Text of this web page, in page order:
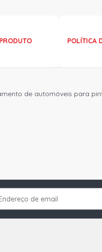
POLÍTICA
de automóveis para